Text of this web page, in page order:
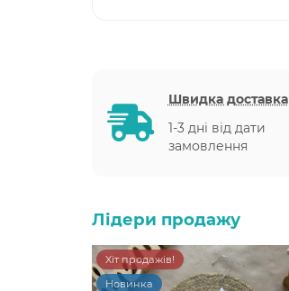
Швидка доставка
1-3 дні від дати
замовлення
Лідери продажу
Хіт продажів!
Новинка